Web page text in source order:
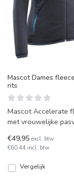
Mascot Dames
rits
Mascot Accelerate
met vrouwelijke
vooraan e
€49,95 excl. btw
€60,44 incl. btw
Vergelijk